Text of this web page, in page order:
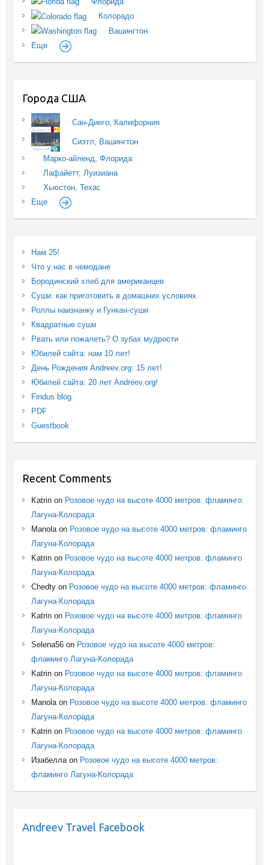
Колорадо
Вашингтон
Еще
Города США
Сан-Диего, Калифорния
Сиэтл, Вашингтон
Марко-айленд, Флорида
Лафайетт, Луизиана
Хьюстон, Техас
Еще
Нам 25!
Что у нас в чемодане
Бородинский хлеб для американцев
Суши: как приготовить в домашних условиях
Роллы наизнанку и Гункан-суши
Квадратные суши
Рвать или пожалеть? О зубах мудрости
Юбилей сайта: нам 10 лет!
День Рождения Andreev.org: 15 лет!
Юбилей сайта: 20 лет Andreev.org!
Findus blog
PDF
Guestbook
Recent Comments
Katrinon Розовое чудо на высоте 4000 метров: фламинго
Лагуна-Колорада
Manolaon Розовое чудо на высоте 4000 метров: фламинго
Лагуна-Колорада
Katrinon Розовое чудо на высоте 4000 метров: фламинго
Лагуна-Колорада
Chedtyon Розовое чудо на высоте 4000 метров: фламинго
Лагуна-Колорада
Katrinon Розовое чудо на высоте 4000 метров: фламинго
Лагуна-Колорада
Selena56on Розовое чудо на высоте 4000 метров:
фламинго Лагуна-Колорада
Katrinon Розовое чудо на высоте 4000 метров: фламинго
Лагуна-Колорада
Manolaon Розовое чудо на высоте 4000 метров: фламинго
Лагуна-Колорада
Katrinon Розовое чудо на высоте 4000 метров: фламинго
Лагуна-Колорада
Изабеллаon Розовое чудо на высоте 4000 метров:
фламинго Лагуна-Колорада
Andreev Travel Facebook